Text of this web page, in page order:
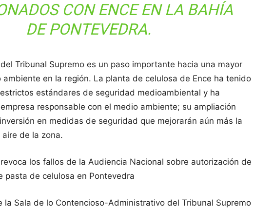
CON ENCE EN LA BAHÍA
DE PONTEVEDRA.
Tribunal Supremo es un paso importante hacia una mayor
en la región. La planta de celulosa de Ence ha tenido
estándares de seguridad medioambiental y ha
responsable con el medio ambiente; su ampliación
en medidas de seguridad que mejorarán aún más la
de la zona.
los fallos de la Audiencia Nacional sobre autorización de
pasta de celulosa en Pontevedra
la Sala de lo Contencioso-Administrativo del Tribunal Supremo